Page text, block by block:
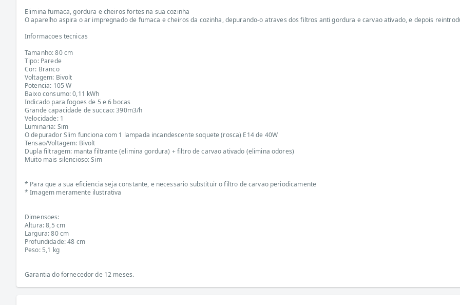
Elimina fumaca, gordura e cheiros fortes na sua cozinha
O aparelho aspira o ar impregnado de fumaca e cheiros da cozinha, depurando-o atraves dos filtros anti gordura e carvao ativado, e depois
Informacoes tecnicas
Tamanho: 80 cm
Tipo: Parede
Cor: Branco
Voltagem: Bivolt
Potencia: 105 W
Baixo consumo: 0,11 kWh
Indicado para fogoes de 5 e 6 bocas
Grande capacidade de succao: 390m3/h
Velocidade: 1
Luminaria: Sim
O depurador Slim funciona com 1 lampada incandescente soquete (rosca) E14 de 40W
Tensao/Voltagem: Bivolt
Dupla filtragem: manta filtrante (elimina gordura) + filtro de carvao ativado (elimina odores)
Muito mais silencioso: Sim
* Para que a sua eficiencia seja constante, e necessario substituir o filtro de carvao periodicamente
* Imagem meramente ilustrativa
Dimensoes:
Altura: 8,5 cm
Largura: 80 cm
Profundidade: 48 cm
Peso: 5,1 kg
Garantia do fornecedor de 12 meses.